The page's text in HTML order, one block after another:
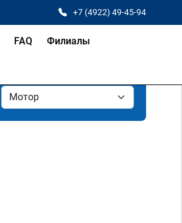
+7 (4922) 49-45-94
FAQ Филиалы